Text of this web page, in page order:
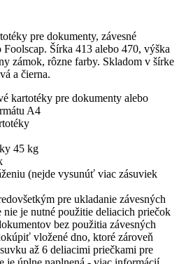
pre dokumenty, závesné
Šírka 413 alebo 470, výška
zámok, rôzne farby. Skladom v šírke
a čierna.
kartotéky pre dokumenty alebo
A4
45 kg
(nejde vysunúť viac zásuviek
pre ukladanie závesných
nie je nutné použitie deliacich priečok
bez použitia závesných
vložené dno, ktoré zároveň
až 6 deliacimi priečkami pre